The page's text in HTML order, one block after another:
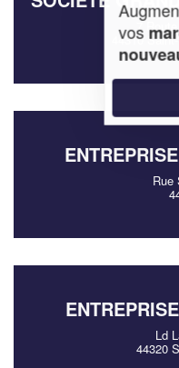
7
44310
Rue
Ld
44320
vos